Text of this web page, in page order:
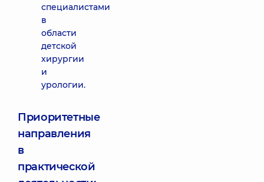
специалистами
в
области
детской
хирургии
и
урологии.
Приоритетные
направления
в
практической